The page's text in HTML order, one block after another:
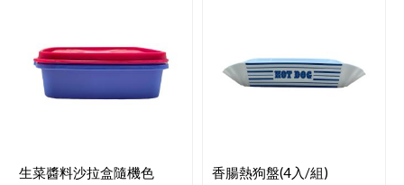
生菜醬料沙拉盒隨機色 香腸熱狗盤(4入/組)